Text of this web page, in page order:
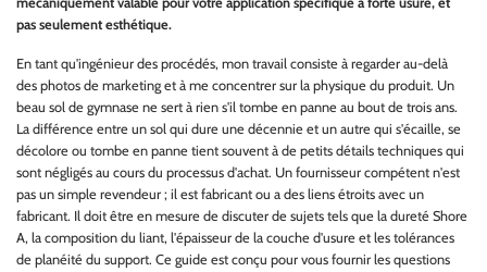
pas seulement esthétique.
En tant qu'ingénieur des procédés, mon travail consiste à regarder au-delà
des photos de marketing et à me concentrer sur la physique du produit. Un
beau sol de gymnase ne sert à rien s'il tombe en panne au bout de trois ans.
La différence entre un sol qui dure une décennie et un autre qui s'écaille, se
décolore ou tombe en panne tient souvent à de petits détails techniques qui
sont négligés au cours du processus d'achat. Un fournisseur compétent n'est
pas un simple revendeur ; il est fabricant ou a des liens étroits avec un
fabricant. Il doit être en mesure de discuter de sujets tels que la dureté Shore
A, la composition du liant, l'épaisseur de la couche d'usure et les tolérances
de planéité du support. Ce guide est conçu pour vous fournir les questions